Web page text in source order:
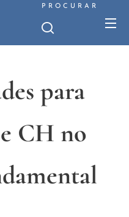
PROCURAR
para
CH no